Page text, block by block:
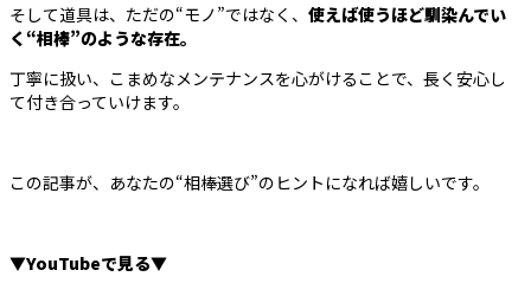
そして道具は、ただの“モノ”ではなく、 使えば使うほど馴染んでい
く“相棒”のような存在。
丁寧に扱い、こまめなメンテナンスを心がけることで、長く安心し
て付き合っていけます。
この記事が、あなたの“相棒選び”のヒントになれば嬉しいです。
▼YouTubeで見る▼